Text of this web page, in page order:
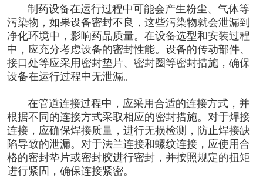
制药设备在运行过程中可能会产生粉尘、气体等
污染物，如果设备密封不良，这些污染物就会泄漏到
净化环境中，影响药品质量。在设备选型和安装过程
中，应充分考虑设备的密封性能。设备的传动部件、
接口处等应采用密封垫片、密封圈等密封措施，确保
设备在运行过程中无泄漏。
在管道连接过程中，应采用合适的连接方式，并
根据不同的连接方式采取相应的密封措施。对于焊接
连接，应确保焊接质量，进行无损检测，防止焊接缺
陷导致的泄漏。对于法兰连接和螺纹连接，应使用合
格的密封垫片或密封胶进行密封，并按照规定的扭矩
进行紧固，确保连接紧密。